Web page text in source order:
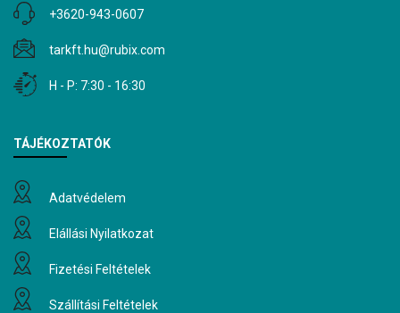
+3620-943-0607
tarkft.hu@rubix.com
H - P: 7:30 - 16:30
TÁJÉKOZTATÓK
Adatvédelem
Elállási Nyilatkozat
Fizetési Feltételek
Szállítási Feltételek